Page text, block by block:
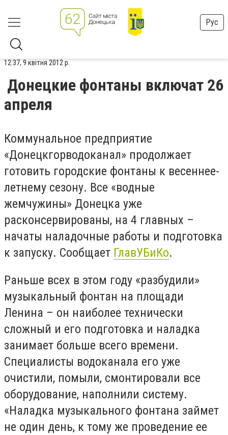
Рус
12:37, 9 квітня 2012 р.
Донецкие фонтаны включат 26
апреля
Коммунальное предприятие
«Донецкгорводоканал» продолжает
готовить городские фонтаны к весеннее-
летнему сезону. Все «водные
жемчужины» Донецка уже
расконсервированы, на 4 главных –
начаты наладочные работы и подготовка
к запуску. Сообщает ГлавУБиКо.
Раньше всех в этом году «разбудили»
музыкальный фонтан на площади
Ленина – он наиболее технически
сложный и его подготовка и наладка
занимает больше всего времени.
Специалисты водоканала его уже
очистили, помыли, смонтировали все
оборудование, наполнили систему.
«Наладка музыкального фонтана займет
не один день, к тому же проведение ее